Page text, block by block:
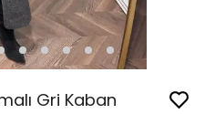
Gri Kaban